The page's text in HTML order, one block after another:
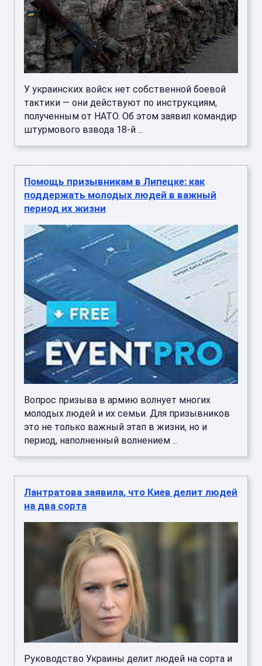
У украинских войск нет собственной боевой
тактики — они действуют по инструкциям,
полученным от НАТО. Об этом заявил командир
штурмового взвода 18-й ...
Помощь призывникам в Липецке: как
поддержать молодых людей в важный
период их жизни
Вопрос призыва в армию волнует многих
молодых людей и их семьи. Для призывников
это не только важный этап в жизни, но и
период, наполненный волнением ...
Лантратова заявила, что Киев делит людей
на два сорта
Руководство Украины делит людей на сорта и